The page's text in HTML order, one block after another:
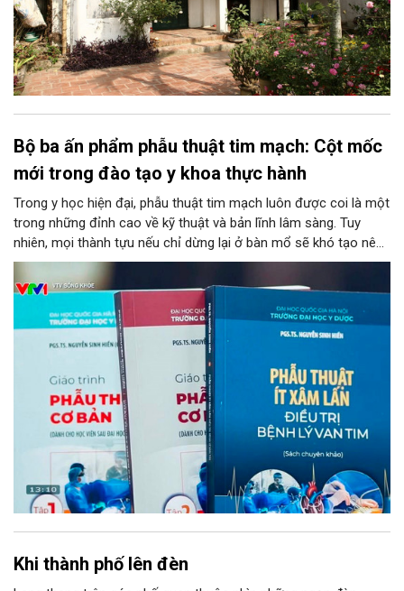
Bộ ba ấn phẩm phẫu thuật tim mạch: Cột mốc
mới trong đào tạo y khoa thực hành
Trong y học hiện đại, phẫu thuật tim mạch luôn được coi là một
trong những đỉnh cao về kỹ thuật và bản lĩnh lâm sàng. Tuy
nhiên, mọi thành tựu nếu chỉ dừng lại ở bàn mổ sẽ khó tạo nên
tính bền vững cho nền y tế chung. Chuyển hóa những kinh
nghiệm từ thực tiễn thành nguồn tri thức học thuật bài bản,
chuẩn hóa chính là chìa khóa then chốt để đào tạo thế hệ kế
thừa. Mới đây, bước tiến ấy đã được cụ thể hóa bằng sự ra mắt
của bộ ba ấn phẩm y học chuyên ngành do PGS.TS. Nguyễn
Sinh Hiền – Giám đốc Bệnh viện Tim Hà Nội chủ biên, đánh dấu
một cột mốc quan trọng trong công tác nghiên cứu, đào tạo và
chuyển giao công nghệ phẫu thuật tim tại Việt Nam.
Khi thành phố lên đèn